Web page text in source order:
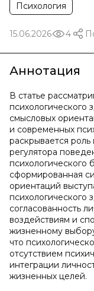
Психология
15.06.2026 4
Аннотация
В статье
психологического
смысловых
и современных
раскрывается
регулятора
психологического
сформированная
ориентаций
психологического
согласованность
воздействиям и
жизненному
что
отсутствием
интеграции
жизненных целей.